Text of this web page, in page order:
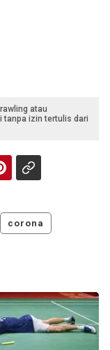
atau
tanpa izin tertulis dari
corona